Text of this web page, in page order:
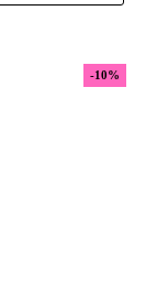
-10%